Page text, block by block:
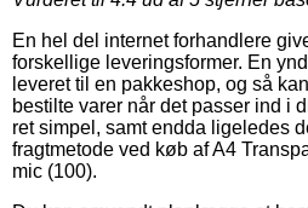
En hel del internet forhandlere
forskellige leveringsformer. En
leveret til en pakkeshop, og så
bestilte varer når det passer ind i
ret simpel, samt endda ligeledes
fragtmetode ved køb af A4
mic (100).